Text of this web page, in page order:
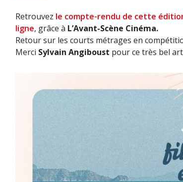
Retrouvez le compte-rendu de cette
ligne, grâce à L’Avant-Scène Cinéma.
Retour sur les courts métrages en
Merci Sylvain Angiboust pour ce très bel